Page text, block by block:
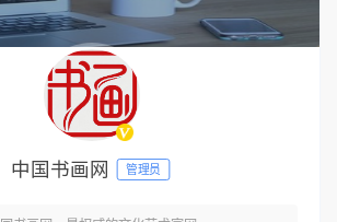
中国书画网 管理员